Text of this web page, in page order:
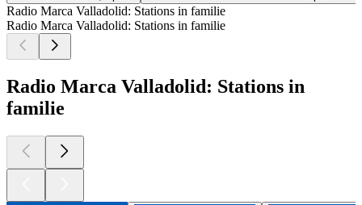
Radio Marca Valladolid: Stations in familie
Radio Marca Valladolid: Stations in familie
Radio Marca Valladolid: Stations in
familie